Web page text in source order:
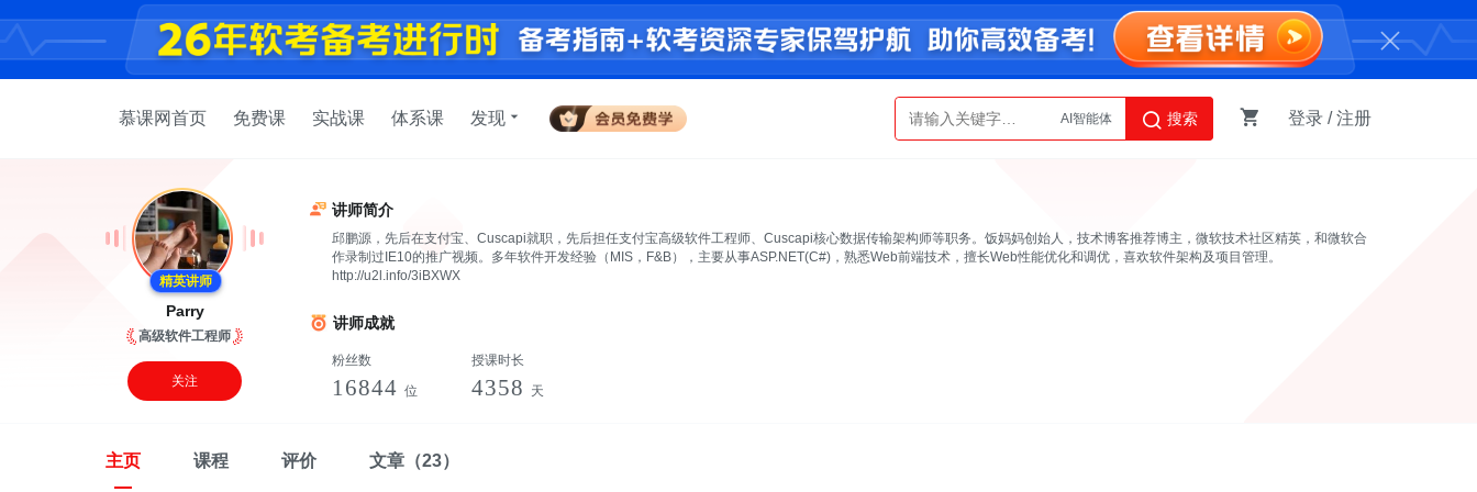
慕课网首页 免费课 实战课 体系课 发现
AI智能体
Python
搜索 登录 /注册
精英讲师
Parry
高级软件工程师
关注
讲师简介
邱鹏源，先后在支付宝、Cuscapi就职，先后担任支付宝高级软件工程师、Cuscapi核心数据传输架构师等职务。饭妈妈创始人，技术博客推荐博主，微软技术社区精英，和微软合
作录制过IE10的推广视频。多年软件开发经验（MIS，F&B），主要从事ASP.NET(C#)，熟悉Web前端技术，擅长Web性能优化和调优，喜欢软件架构及项目管理。
http://u2l.info/3iBXWX
讲师成就
粉丝数
16844 位
授课时长
4358 天
主页 课程 评价 文章 （23）